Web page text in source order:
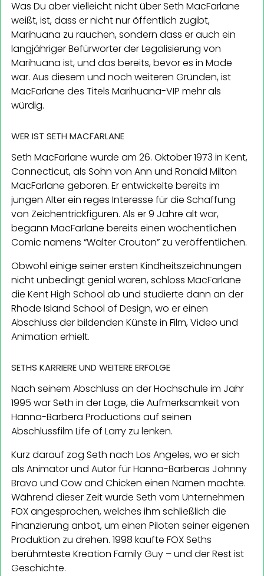
Was Du aber vielleicht nicht über Seth MacFarlane
weißt, ist, dass er nicht nur öffentlich zugibt,
Marihuana zu rauchen, sondern dass er auch ein
langjähriger Befürworter der Legalisierung von
Marihuana ist, und das bereits, bevor es in Mode
war. Aus diesem und noch weiteren Gründen, ist
MacFarlane des Titels Marihuana-VIP mehr als
würdig.
WER IST SETH MACFARLANE
Seth MacFarlane wurde am 26. Oktober 1973 in Kent,
Connecticut, als Sohn von Ann und Ronald Milton
MacFarlane geboren. Er entwickelte bereits im
jungen Alter ein reges Interesse für die Schaffung
von Zeichentrickfiguren. Als er 9 Jahre alt war,
begann MacFarlane bereits einen wöchentlichen
Comic namens “Walter Crouton” zu veröffentlichen.
Obwohl einige seiner ersten Kindheitszeichnungen
nicht unbedingt genial waren, schloss MacFarlane
die Kent High School ab und studierte dann an der
Rhode Island School of Design, wo er einen
Abschluss der bildenden Künste in Film, Video und
Animation erhielt.
SETHS KARRIERE UND WEITERE ERFOLGE
Nach seinem Abschluss an der Hochschule im Jahr
1995 war Seth in der Lage, die Aufmerksamkeit von
Hanna-Barbera Productions auf seinen
Abschlussfilm Life of Larry zu lenken.
Kurz darauf zog Seth nach Los Angeles, wo er sich
als Animator und Autor für Hanna-Barberas Johnny
Bravo und Cow and Chicken einen Namen machte.
Während dieser Zeit wurde Seth vom Unternehmen
FOX angesprochen, welches ihm schließlich die
Finanzierung anbot, um einen Piloten seiner eigenen
Produktion zu drehen. 1998 kaufte FOX Seths
berühmteste Kreation Family Guy – und der Rest ist
Geschichte.